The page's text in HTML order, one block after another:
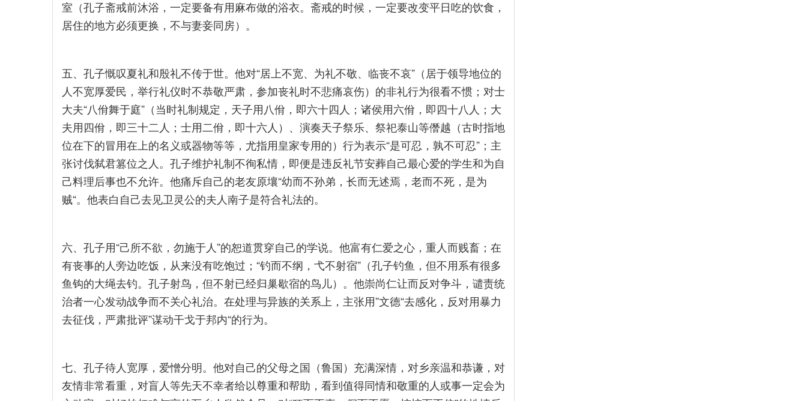
室（孔子斋戒前沐浴，一定要备有用麻布做的浴衣。斋戒的时候，一定要改变平日吃的饮食，
居住的地方必须更换，不与妻妾同房）。
五、孔子慨叹夏礼和殷礼不传于世。他对“居上不宽、为礼不敬、临丧不哀”（居于领导地位的
人不宽厚爱民，举行礼仪时不恭敬严肃，参加丧礼时不悲痛哀伤）的非礼行为很看不惯；对士
大夫“八佾舞于庭”（当时礼制规定，天子用八佾，即六十四人；诸侯用六佾，即四十八人；大
夫用四佾，即三十二人；士用二佾，即十六人）、演奏天子祭乐、祭祀泰山等僭越（古时指地
位在下的冒用在上的名义或器物等等，尤指用皇家专用的）行为表示“是可忍，孰不可忍”；主
张讨伐弑君篡位之人。孔子维护礼制不徇私情，即便是违反礼节安葬自己最心爱的学生和为自
己料理后事也不允许。他痛斥自己的老友原壤“幼而不孙弟，长而无述焉，老而不死，是为
贼“。他表白自己去见卫灵公的夫人南子是符合礼法的。
六、孔子用“己所不欲，勿施于人”的恕道贯穿自己的学说。他富有仁爱之心，重人而贱畜；在
有丧事的人旁边吃饭，从来没有吃饱过；“钓而不纲，弋不射宿”（孔子钓鱼，但不用系有很多
鱼钩的大绳去钓。孔子射鸟，但不射已经归巢歇宿的鸟儿）。他崇尚仁让而反对争斗，谴责统
治者一心发动战争而不关心礼治。在处理与异族的关系上，主张用”文德“去感化，反对用暴力
去征伐，严肃批评”谋动干戈于邦内“的行为。
七、孔子待人宽厚，爱憎分明。他对自己的父母之国（鲁国）充满深情，对乡亲温和恭谦，对
友情非常看重，对盲人等先天不幸者给以尊重和帮助，看到值得同情和敬重的人或事一定会为